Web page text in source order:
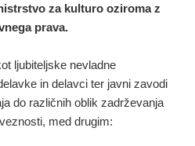
za kulturo oziroma z
prava.
ljubiteljske nevladne
in delavci ter javni zavodi
do različnih oblik zadrževanja
med drugim: